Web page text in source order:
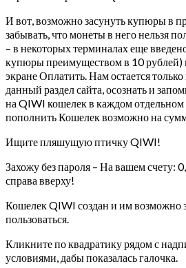
И вот, возможно засунуть купюры в
забывать, что монеты в него нельзя
– в некоторых терминалах еще
купюры преимуществом в 10 рублей)
экране Оплатить. Нам остается
данный раздел сайта, осознать и
на QIWI кошелек в каждом
пополнить Кошелек возможно на
Ищите пляшущую птичку QIWI!
Захожу без пароля – На вашем счету:
справа вверху!
Кошелек QIWI создан и им возможно
пользоваться.
Кликните по квадратику рядом с
условиями, дабы показалась галочка.